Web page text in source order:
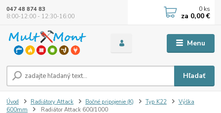
Menu
Hľadať
047 48 874 83
8:00-12:00 - 12:30-16:00
0 ks
za 0,00 €
Úvod Radiátory Attack Bočné pripojenie (K) Typ K22
Výška
600mm
Radiátor Attack 600/1000